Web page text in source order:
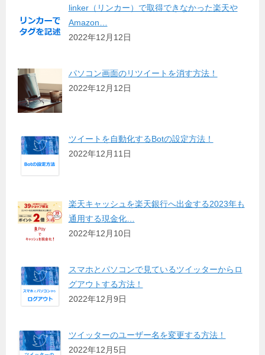
linker（リンカー）で取得できなかった楽天や
Amazon…
2022年12月12日
パソコン画面のリツイートを消す方法！
2022年12月12日
ツイートを自動化するBotの設定方法！
2022年12月11日
楽天キャッシュを楽天銀行へ出金する2023年も
通用する現金化…
2022年12月10日
スマホとパソコンで見ているツイッターからロ
グアウトする方法！
2022年12月9日
ツイッターのユーザー名を変更する方法！
2022年12月5日